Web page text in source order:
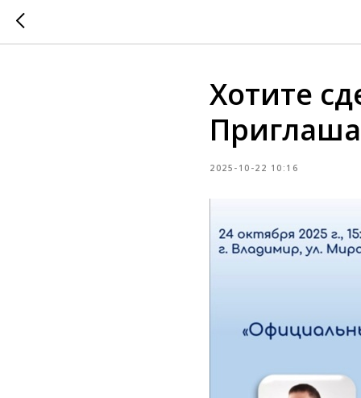
Хотите
2025-10-22 10:16